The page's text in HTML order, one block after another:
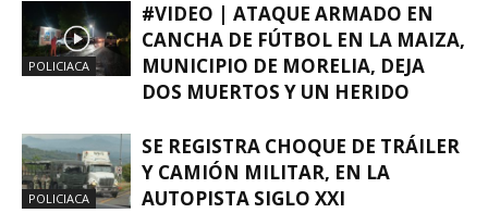
POLICIACA
#VIDEO | ATAQUE ARMADO EN
CANCHA DE FÚTBOL EN LA MAIZA,
MUNICIPIO DE MORELIA, DEJA
DOS MUERTOS Y UN HERIDO
POLICIACA
SE REGISTRA CHOQUE DE TRÁILER
Y CAMIÓN MILITAR, EN LA
AUTOPISTA SIGLO XXI